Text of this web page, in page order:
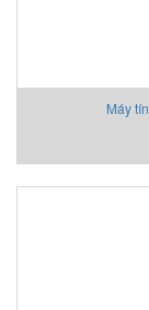
Máy